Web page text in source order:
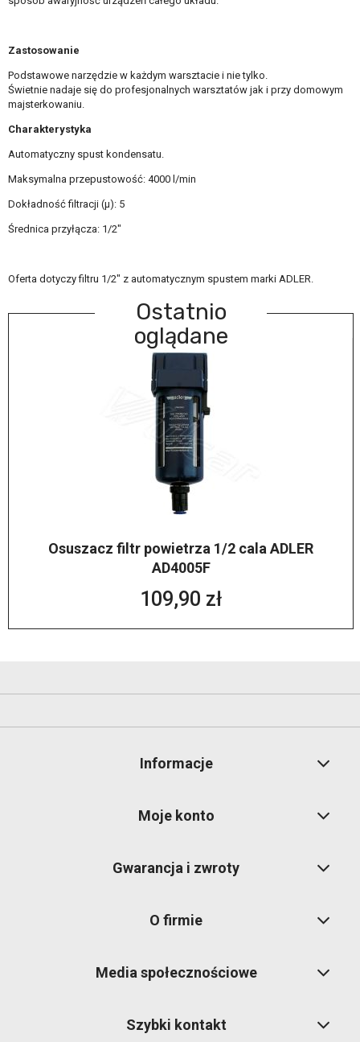
Zastosowanie
Podstawowe narzędzie w każdym warsztacie i nie tylko.
Świetnie nadaje się do profesjonalnych warsztatów jak i przy domowym
majsterkowaniu.
Charakterystyka
Automatyczny spust kondensatu.
Maksymalna przepustowość: 4000 l/min
Dokładność filtracji (µ): 5
Średnica przyłącza: 1/2"
Oferta dotyczy filtru 1/2" z automatycznym spustem marki ADLER.
Ostatnio
oglądane
Osuszacz filtr powietrza 1/2 cala ADLER
AD4005F
109,90 zł
Informacje
Moje konto
Gwarancja i zwroty
O firmie
Media społecznościowe
Szybki kontakt